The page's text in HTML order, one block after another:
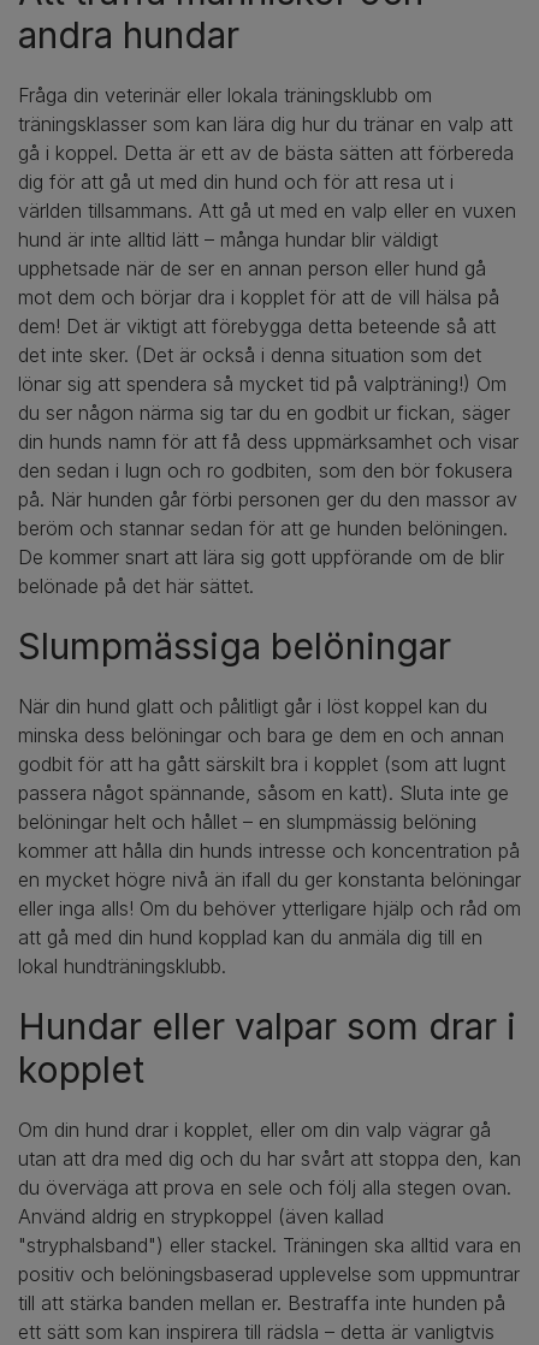
andra hundar
Fråga din veterinär eller lokala träningsklubb om
träningsklasser som kan lära dig hur du tränar en valp att
gå i koppel. Detta är ett av de bästa sätten att förbereda
dig för att gå ut med din hund och för att resa ut i
världen tillsammans. Att gå ut med en valp eller en vuxen
hund är inte alltid lätt – många hundar blir väldigt
upphetsade när de ser en annan person eller hund gå
mot dem och börjar dra i kopplet för att de vill hälsa på
dem! Det är viktigt att förebygga detta beteende så att
det inte sker. (Det är också i denna situation som det
lönar sig att spendera så mycket tid på valpträning!) Om
du ser någon närma sig tar du en godbit ur fickan, säger
din hunds namn för att få dess uppmärksamhet och visar
den sedan i lugn och ro godbiten, som den bör fokusera
på. När hunden går förbi personen ger du den massor av
beröm och stannar sedan för att ge hunden belöningen.
De kommer snart att lära sig gott uppförande om de blir
belönade på det här sättet.
Slumpmässiga belöningar
När din hund glatt och pålitligt går i löst koppel kan du
minska dess belöningar och bara ge dem en och annan
godbit för att ha gått särskilt bra i kopplet (som att lugnt
passera något spännande, såsom en katt). Sluta inte ge
belöningar helt och hållet – en slumpmässig belöning
kommer att hålla din hunds intresse och koncentration på
en mycket högre nivå än ifall du ger konstanta belöningar
eller inga alls! Om du behöver ytterligare hjälp och råd om
att gå med din hund kopplad kan du anmäla dig till en
lokal hundträningsklubb.
Hundar eller valpar som drar i
kopplet
Om din hund drar i kopplet, eller om din valp vägrar gå
utan att dra med dig och du har svårt att stoppa den, kan
du överväga att prova en sele och följ alla stegen ovan.
Använd aldrig en strypkoppel (även kallad
"stryphalsband") eller stackel. Träningen ska alltid vara en
positiv och belöningsbaserad upplevelse som uppmuntrar
till att stärka banden mellan er. Bestraffa inte hunden på
ett sätt som kan inspirera till rädsla – detta är vanligtvis